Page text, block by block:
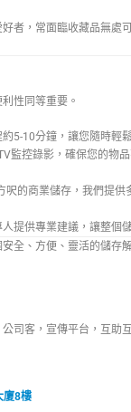
者，常面臨收藏品無處
性同等重要。
5-10分鐘，讓您隨時輕
監控錄影，確保您的物
呎的商業儲存，我們提供
提供專業建議，讓整個
全、方便、靈活的儲存
司客，宣傳平台，互助
廈8樓